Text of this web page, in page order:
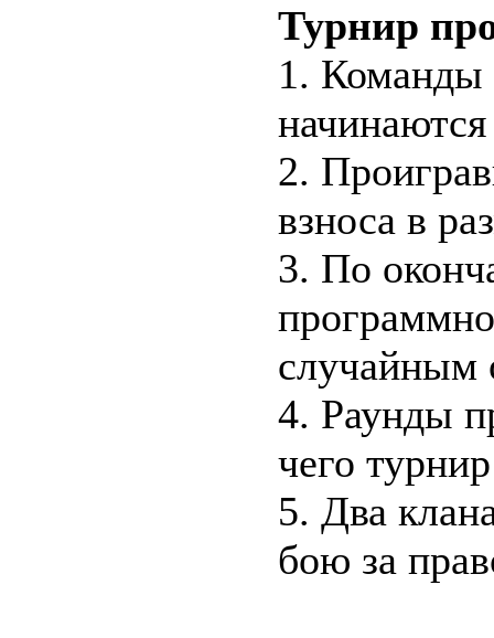
Турнир
1. Команды
2.
взноса в
3. По
случайным
4. Раунды
чего
5. Два
бою за